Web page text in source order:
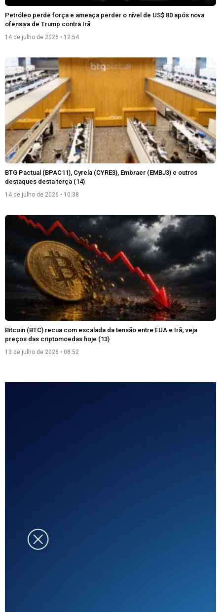
Petróleo perde força e ameaça perder o nível de US$ 80 após nova
ofensiva de Trump contra Irã
14 de julho de 2026 12:54
BTG Pactual (BPAC11), Cyrela (CYRE3), Embraer (EMBJ3) e outros
destaques desta terça (14)
14 de julho de 2026 10:38
Bitcoin (BTC) recua com escalada da tensão entre EUA e Irã; veja
preços das criptomoedas hoje (13)
13 de julho de 2026 08:52